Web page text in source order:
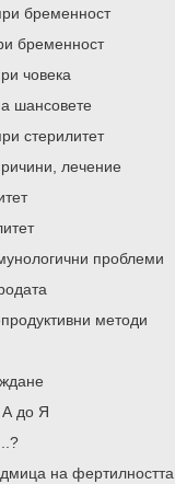
бременност
бременност
човека
шансовете
стерилитет
лечение
проблеми
методи
А до Я
на фертилността